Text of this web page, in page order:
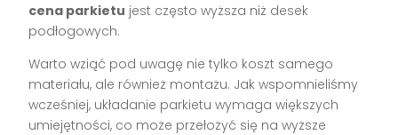
cena parkietu jest często wyższa niż desek
podłogowych.
Warto wziąć pod uwagę nie tylko koszt samego
materiału, ale również montażu. Jak wspomnieliśmy
wcześniej, układanie parkietu wymaga większych
umiejętności, co może przełożyć się na wyższe